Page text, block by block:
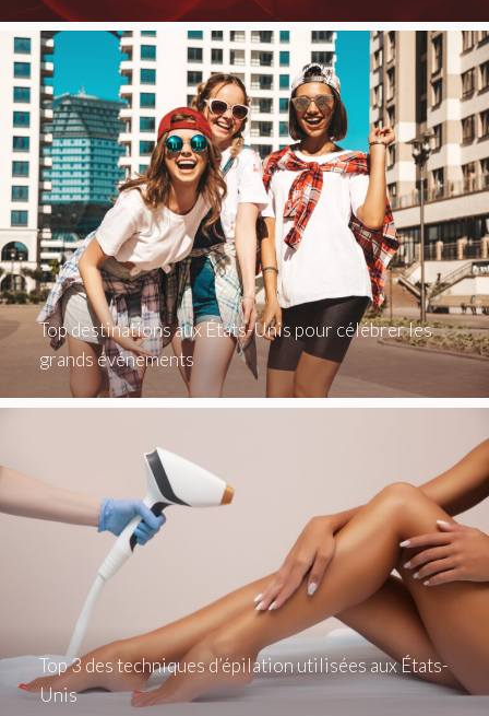
Top destinations aux États-Unis pour célébrer les
grands événements
Top 3 des techniques d’épilation utilisées aux États-
Unis